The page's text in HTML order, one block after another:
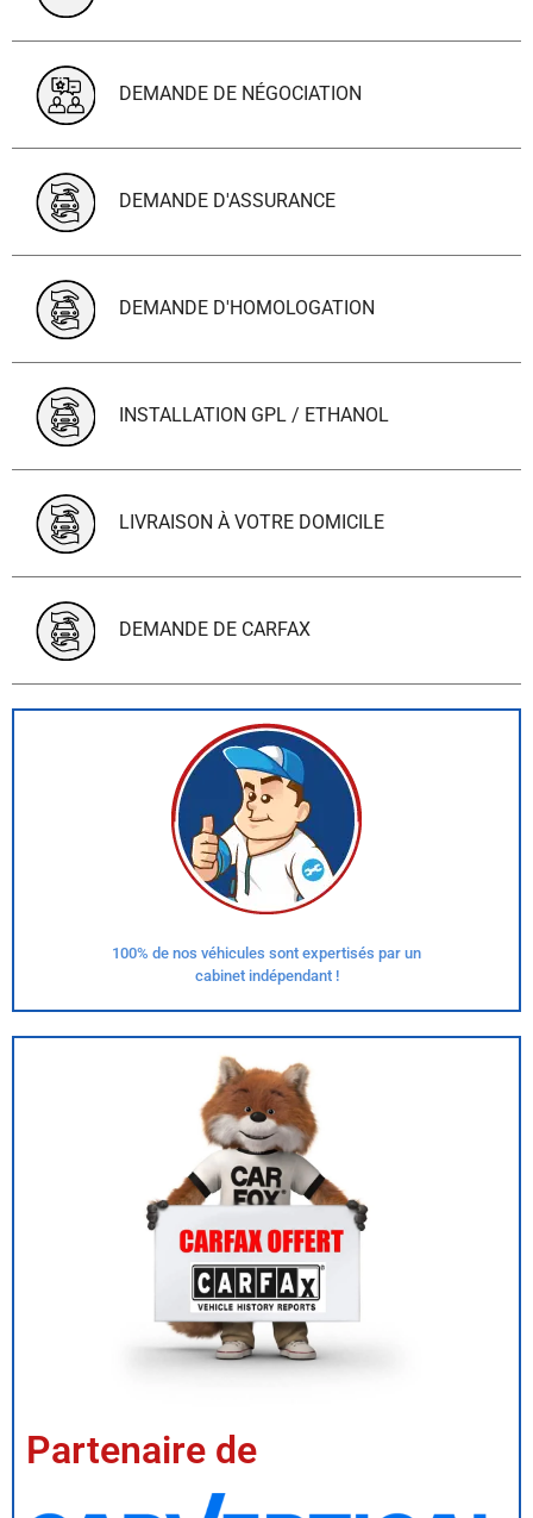
DEMANDE DE NÉGOCIATION
DEMANDE D'ASSURANCE
DEMANDE D'HOMOLOGATION
INSTALLATION GPL / ETHANOL
LIVRAISON À VOTRE DOMICILE
DEMANDE DE CARFAX
100% de nos véhicules sont expertisés par un
cabinet indépendant !
Partenaire de